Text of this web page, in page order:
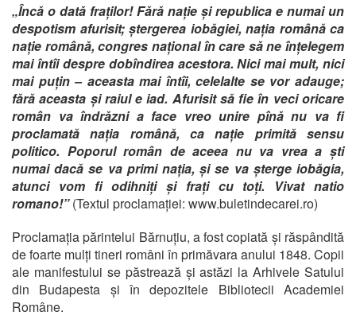
„Încă o dată fraților! Fără nație și republica e numai un
despotism afurisit; ștergerea iobăgiei, nația română ca
nație română, congres național în care să ne înțelegem
mai întîi despre dobîndirea acestora. Nici mai mult, nici
mai puțin – aceasta mai întîi, celelalte se vor adauge;
fără aceasta și raiul e iad. Afurisit să fie în veci oricare
român va îndrăzni a face vreo unire pînă nu va fi
proclamată nația română, ca nație primită sensu
politico. Poporul român de aceea nu va vrea a ști
numai dacă se va primi nația, și se va șterge iobăgia,
atunci vom fi odihniți și frați cu toți. Vivat natio
romano!”(Textul proclamației: www.buletindecarei.ro)
Proclamația părintelui Bărnuțiu, a fost copiată și răspândită
de foarte mulți tineri români în primăvara anului 1848. Copii
ale manifestului se păstrează și astăzi la Arhivele Satului
din Budapesta și în depozitele Bibliotecii Academiei
Române.